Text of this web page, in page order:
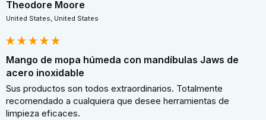
Theodore Moore
United States, United States
Mango de mopa húmeda con mandíbulas Jaws de
acero inoxidable
Sus productos son todos extraordinarios. Totalmente
recomendado a cualquiera que desee herramientas de
limpieza eficaces.